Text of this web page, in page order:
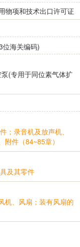
物项和技术出口许可证
位海关编码)
(专用于同位素气体扩
；录音机及放声机、
件（84~85章）
及其零件
机、风扇；装有风扇的